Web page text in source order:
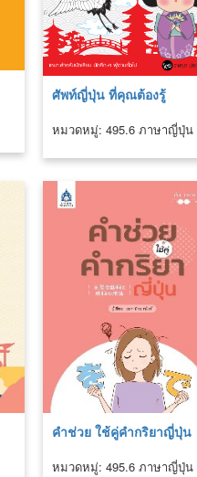
ศัพท์ญี่ปุ่น ที่คุณต้องรู้
หมวดหมู่: 495.6 ภาษาญี่ปุ่น
คำช่วย ใช้คู่คำกริยาญี่ปุ่น
หมวดหมู่: 495.6 ภาษาญี่ปุ่น